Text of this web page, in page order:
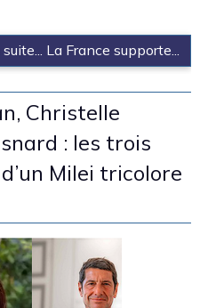
La France supporte...
Christelle
: les trois
Milei tricolore